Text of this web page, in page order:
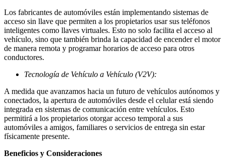
Los fabricantes de automóviles están implementando sistemas de
acceso sin llave que permiten a los propietarios usar sus teléfonos
inteligentes como llaves virtuales. Esto no solo facilita el acceso al
vehículo, sino que también brinda la capacidad de encender el motor
de manera remota y programar horarios de acceso para otros
conductores.
Tecnología de Vehículo a Vehículo (V2V):
A medida que avanzamos hacia un futuro de vehículos autónomos y
conectados, la apertura de automóviles desde el celular está siendo
integrada en sistemas de comunicación entre vehículos. Esto
permitirá a los propietarios otorgar acceso temporal a sus
automóviles a amigos, familiares o servicios de entrega sin estar
físicamente presente.
Beneficios y Consideraciones